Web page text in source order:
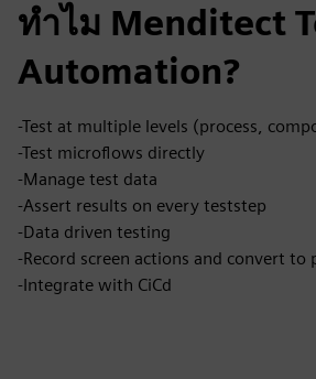
ทำไม Menditect
Automation?
-Test at multiple levels (process,
-Test microflows directly
-Manage test data
-Assert results on every teststep
-Data driven testing
-Record screen actions and convert to
-Integrate with CiCd